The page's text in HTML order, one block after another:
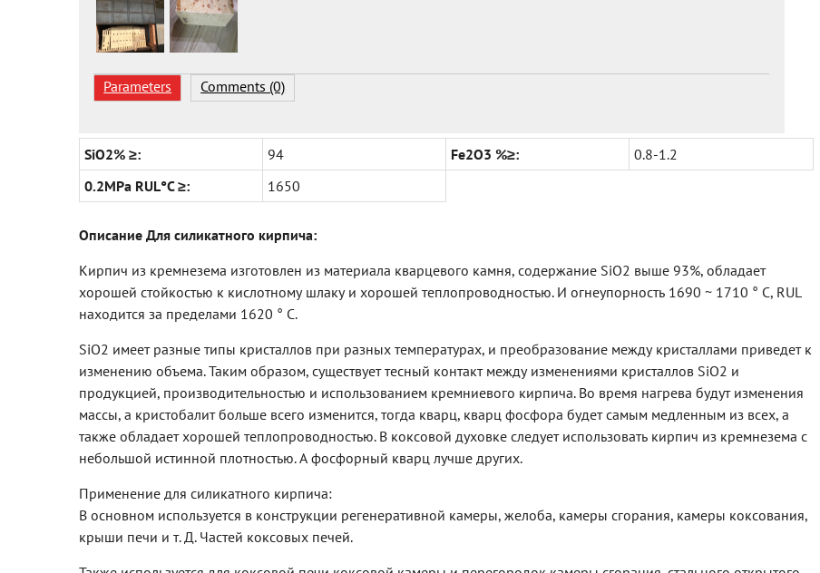
Parameters Comments (0)
SiO2% ≥: 94 Fe2O3 %≥:
0.8-1.2
0.2MPa RUL°C ≥:
1650
Описание Для силикатного кирпича:
Кирпич из кремнезема изготовлен из материала кварцевого камня, содержание SiO2 выше 93%, обладает
хорошей стойкостью к кислотному шлаку и хорошей теплопроводностью. И огнеупорность 1690 ~ 1710 ° C, RUL
находится за пределами 1620 ° C.
SiO2 имеет разные типы кристаллов при разных температурах, и преобразование между кристаллами приведет к
изменению объема. Таким образом, существует тесный контакт между изменениями кристаллов SiO2 и
продукцией, производительностью и использованием кремниевого кирпича. Во время нагрева будут изменения
массы, а кристобалит больше всего изменится, тогда кварц, кварц фосфора будет самым медленным из всех, а
также обладает хорошей теплопроводностью. В коксовой духовке следует использовать кирпич из кремнезема с
небольшой истинной плотностью. А фосфорный кварц лучше других.
Применение для силикатного кирпича:
В основном используется в конструкции регенеративной камеры, желоба, камеры сгорания, камеры коксования,
крыши печи и т. Д. Частей коксовых печей.